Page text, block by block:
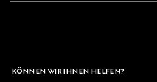
KÖNNEN WIR IHNEN HELFEN?